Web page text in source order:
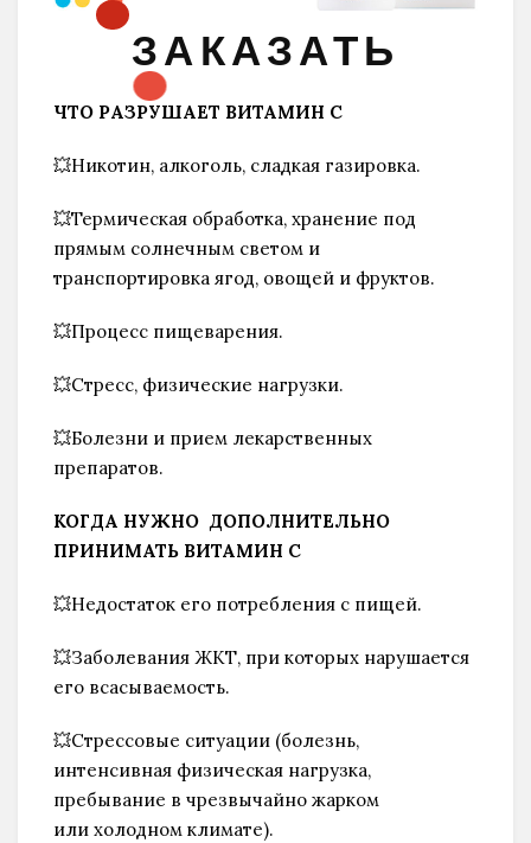
ЗАКАЗАТЬ
ЧТО РАЗРУШАЕТ ВИТАМИН С
💥Никотин, алкоголь, сладкая газировка.
💥Термическая обработка, хранение под
прямым солнечным светом и
транспортировка ягод, овощей и фруктов.
💥Процесс пищеварения.
💥Стресс, физические нагрузки.
💥Болезни и прием лекарственных
препаратов.
КОГДА НУЖНО ДОПОЛНИТЕЛЬНО
ПРИНИМАТЬ ВИТАМИН С
💥Недостаток его потребления с пищей.
💥Заболевания ЖКТ, при которых нарушается
его всасываемость.
💥Стрессовые ситуации (болезнь,
интенсивная физическая нагрузка,
пребывание в чрезвычайно жарком
или холодном климате).
Нажмите "Нравится",
чтобы читать нас в Facebook!